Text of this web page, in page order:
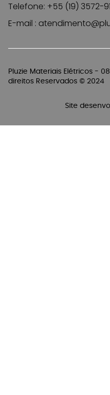
Pluzie Materiais Elétricos -
direitos Reservados © 2024
Site
Telefone: +55 (19) 3572-
E-mail :